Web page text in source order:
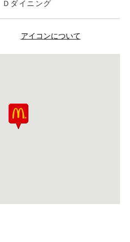
Ｄダイニング
アイコンについて